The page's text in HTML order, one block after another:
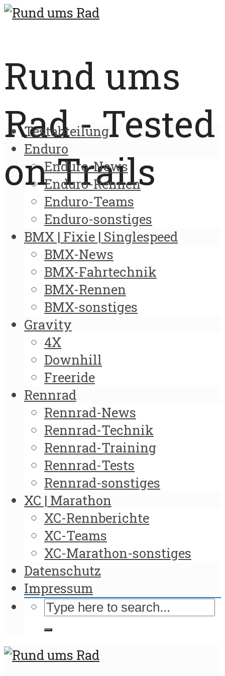
Rund ums
Rad - Tested
on Trails
Testabteilung
Enduro
Enduro-News
Enduro-Rennen
Enduro-Teams
Enduro-sonstiges
BMX | Fixie | Singlespeed
BMX-News
BMX-Fahrtechnik
BMX-Rennen
BMX-sonstiges
Gravity
4X
Downhill
Freeride
Rennrad
Rennrad-News
Rennrad-Technik
Rennrad-Training
Rennrad-Tests
Rennrad-sonstiges
XC | Marathon
XC-Rennberichte
XC-Teams
XC-Marathon-sonstiges
Datenschutz
Impressum